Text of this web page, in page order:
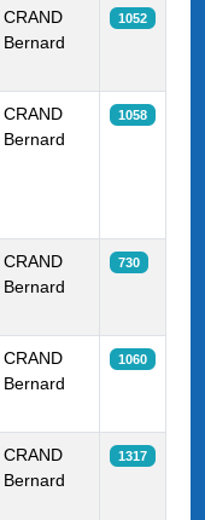
CRAND
Bernard
1052
CRAND
Bernard
1058
CRAND
Bernard
730
CRAND
Bernard
1060
CRAND
Bernard
1317